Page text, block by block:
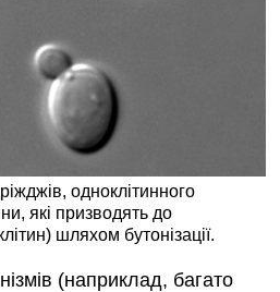
одноклітинного
які призводять до
шляхом бутонізації.
(наприклад, багато